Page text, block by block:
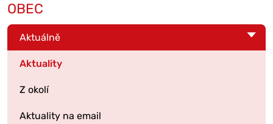
OBEC
Aktuálně
Aktuality
Z okolí
Aktuality na email